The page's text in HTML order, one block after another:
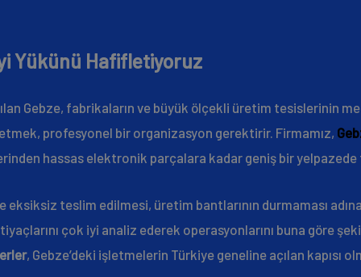
Yükünü Hafifletiyoruz
Gebze, fabrikaların ve büyük ölçekli üretim tesislerinin
profesyonel bir organizasyon gerektirir. Firmamız,
hassas elektronik parçalara kadar geniş bir
eksiksiz teslim edilmesi, üretim bantlarının durmaması
çok iyi analiz ederek operasyonlarını buna göre
, Gebze’deki işletmelerin Türkiye geneline açılan kapısı